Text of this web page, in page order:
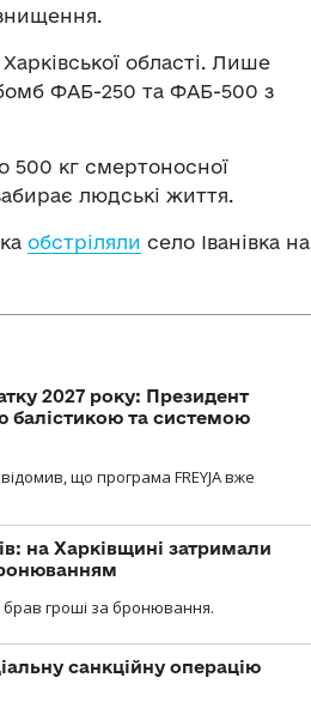
області. Лише
ФАБ-250 та ФАБ-500 з
500 кг смертоносної
людські життя.
обстріляли село Іванівка на
2027 року: Президент
балістикою та системою
що програма FREYJA вже
на Харківщині затримали
гроші за бронювання.
санкційну операцію